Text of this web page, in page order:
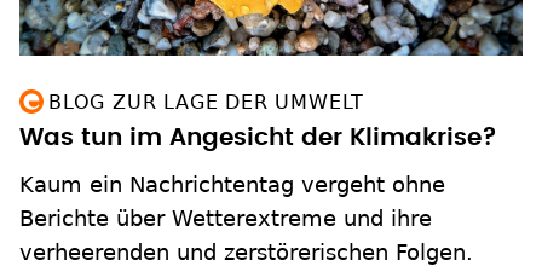
BLOG ZUR LAGE DER UMWELT
Was tun im Angesicht der Klimakrise?
Kaum ein Nachrichtentag vergeht ohne
Berichte über Wetterextreme und ihre
verheerenden und zerstörerischen Folgen.